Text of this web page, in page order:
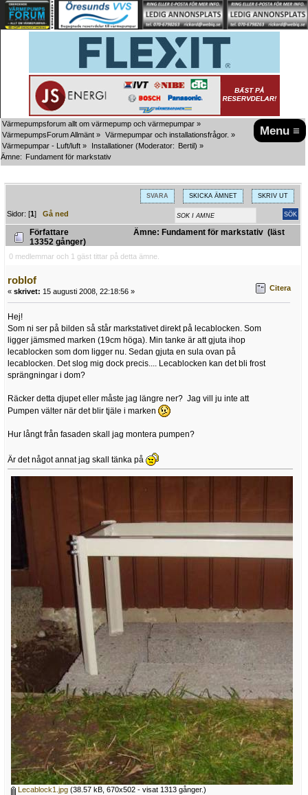
Menu ≡
Värmepumpsforum allt om värmepump och värmepumpar »
VärmepumpsForum Allmänt » Värmepumpar och installationsfrågor. »
Värmepumpar - Luft/luft » Installationer (Moderator: Bertil) »
Ämne: Fundament för markstativ
SVARA SKICKA ÄMNET SKRIV UT
Sidor: [1]Gå ned
Författare
Ämne: Fundament för markstativ (läst
13352 gånger)
0 medlemmar och 1 gäst tittar på detta ämne.
roblof
« skrivet: 15 augusti 2008, 22:18:56 » Citera
Hej!
Som ni ser på bilden så står markstativet direkt på lecablocken. Som
ligger jämsmed marken (19cm höga). Min tanke är att gjuta ihop
lecablocken som dom ligger nu. Sedan gjuta en sula ovan på
lecablocken. Det slog mig dock precis.... Lecablocken kan det bli frost
sprängningar i dom?
Räcker detta djupet eller måste jag längre ner? Jag vill ju inte att
Pumpen välter när det blir tjäle i marken
Hur långt från fasaden skall jag montera pumpen?
Är det något annat jag skall tänka på
Lecablock1.jpg (38.57 kB, 670x502 - visat 1313 gånger.)